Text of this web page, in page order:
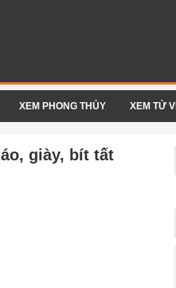
XEM PHONG THỦY XEM TỬ VI
giày, bít tất